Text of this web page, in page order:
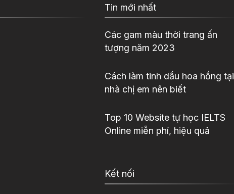
Tin mới nhất
Các gam màu thời trang ấn
tượng năm 2023
Cách làm tinh dầu hoa hồng tại
nhà chị em nên biết
Top 10 Website tự học IELTS
Online miễn phí, hiệu quả
Kết nối